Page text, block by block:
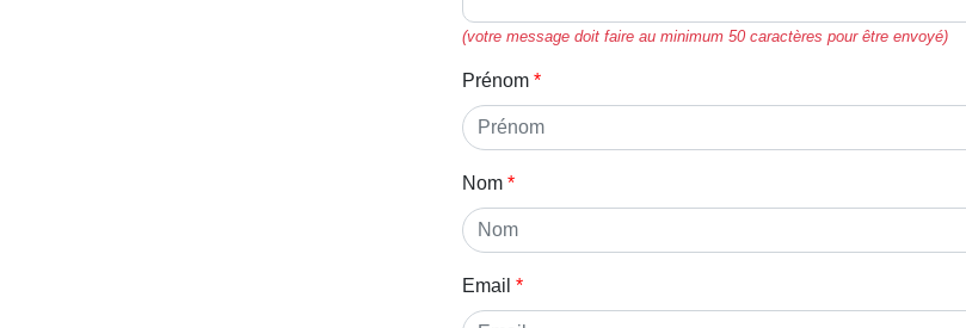
(votre message doit faire au minimum 50 caractères pour être envoyé)
Prénom
Nom
Email